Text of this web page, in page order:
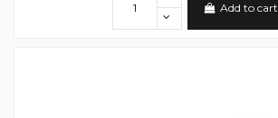
Add to cart